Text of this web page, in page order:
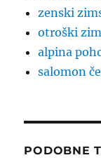
zenski
otroški
alpina
salomon
PODOBNE